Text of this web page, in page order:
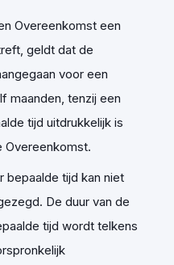
Overeenkomst een
geldt dat de
voor een
maanden, tenzij een
tijd uitdrukkelijk is
Overeenkomst.
bepaalde tijd kan niet
De duur van de
tijd wordt telkens